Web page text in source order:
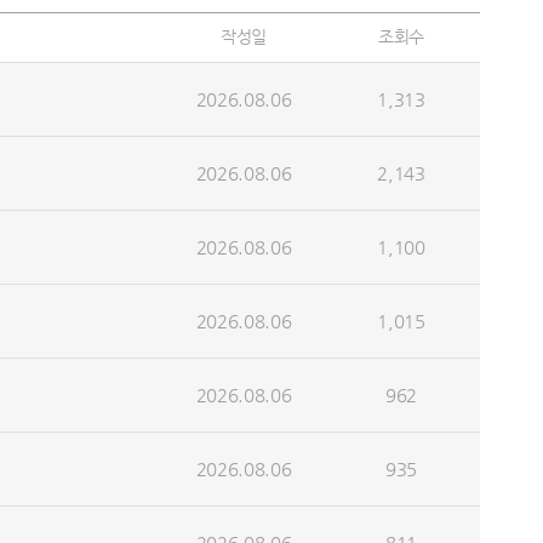
작성일 조회수
2026.08.06 1,313
2026.08.06 2,143
2026.08.06 1,100
2026.08.06 1,015
2026.08.06 962
2026.08.06 935